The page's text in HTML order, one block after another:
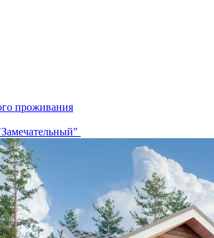
проживания